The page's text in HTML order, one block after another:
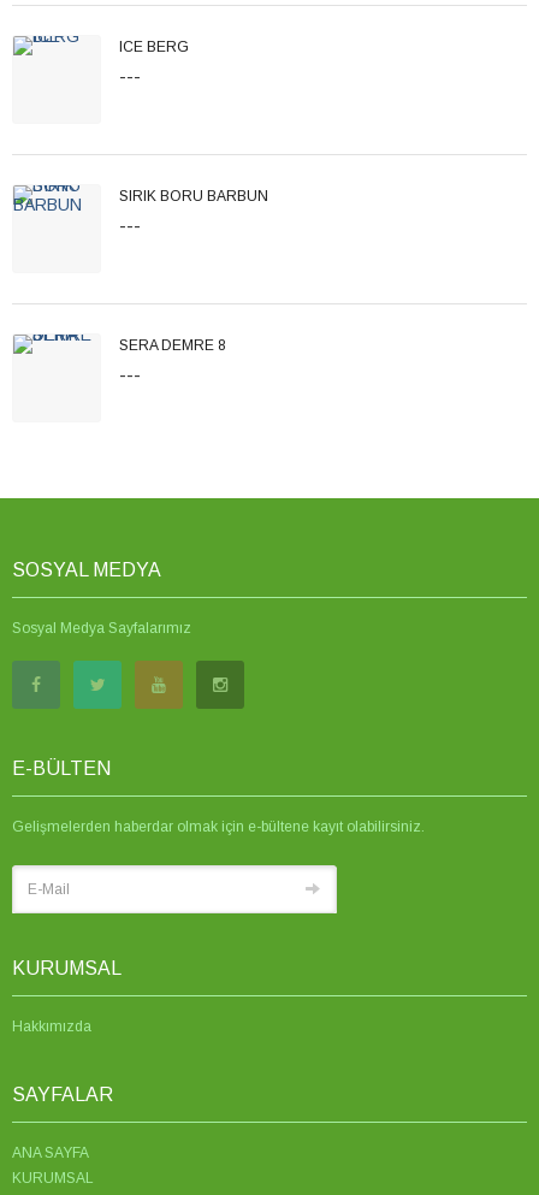
ICE BERG
---
SIRIK BORU BARBUN
---
SERA DEMRE 8
---
SOSYAL MEDYA
Sosyal Medya Sayfalarımız
E-BÜLTEN
Gelişmelerden haberdar olmak için e-bültene kayıt olabilirsiniz.
KURUMSAL
Hakkımızda
SAYFALAR
ANA SAYFA
KURUMSAL